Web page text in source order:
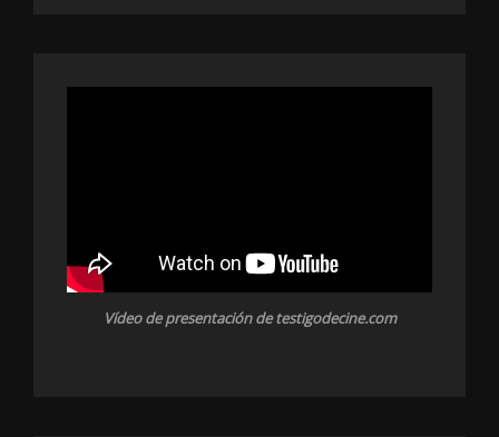
Vídeo de presentación de testigodecine.com